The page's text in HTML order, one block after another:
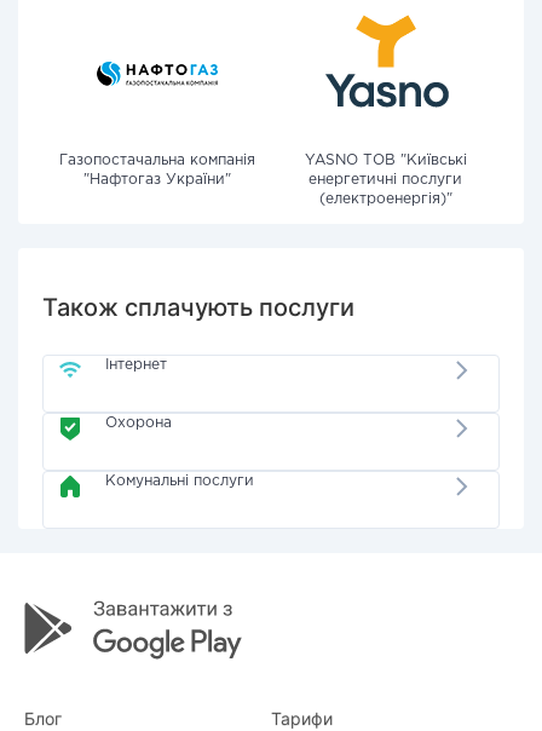
Газопостачальна компанія
"Нафтогаз України"
YASNO ТОВ "Київські
енергетичні послуги
(електроенергія)"
Також сплачують послуги
Інтернет
Охорона
Комунальні послуги
Блог Тарифи